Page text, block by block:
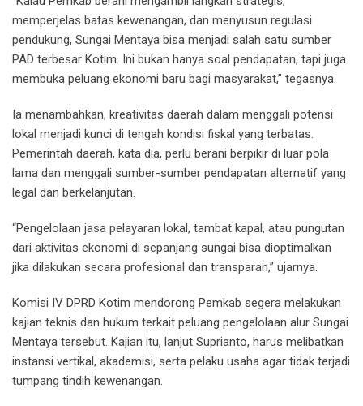
memperjelas batas kewenangan, dan menyusun regulasi
pendukung, Sungai Mentaya bisa menjadi salah satu sumber
PAD terbesar Kotim. Ini bukan hanya soal pendapatan, tapi juga
membuka peluang ekonomi baru bagi masyarakat,” tegasnya.
Ia menambahkan, kreativitas daerah dalam menggali potensi
lokal menjadi kunci di tengah kondisi fiskal yang terbatas.
Pemerintah daerah, kata dia, perlu berani berpikir di luar pola
lama dan menggali sumber-sumber pendapatan alternatif yang
legal dan berkelanjutan.
“Pengelolaan jasa pelayaran lokal, tambat kapal, atau pungutan
dari aktivitas ekonomi di sepanjang sungai bisa dioptimalkan
jika dilakukan secara profesional dan transparan,” ujarnya.
Komisi IV DPRD Kotim mendorong Pemkab segera melakukan
kajian teknis dan hukum terkait peluang pengelolaan alur Sungai
Mentaya tersebut. Kajian itu, lanjut Suprianto, harus melibatkan
instansi vertikal, akademisi, serta pelaku usaha agar tidak terjadi
tumpang tindih kewenangan.